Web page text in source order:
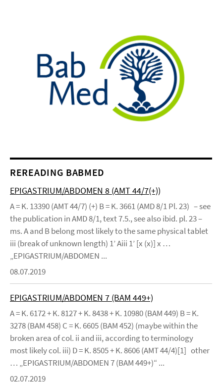
REREADING BABMED
EPIGASTRIUM/ABDOMEN 8 (AMT 44/7(+))
A = K. 13390 (AMT 44/7) (+) B = K. 3661 (AMD 8/1 Pl. 23) – see
the publication in AMD 8/1, text 7.5., see also ibid. pl. 23 –
ms. A and B belong most likely to the same physical tablet
iii (break of unknown length) 1’ Aiii 1’ [x (x)] x …
„EPIGASTRIUM/ABDOMEN ...
08.07.2019
EPIGASTRIUM/ABDOMEN 7 (BAM 449+)
A = K. 6172 + K. 8127 + K. 8438 + K. 10980 (BAM 449) B = K.
3278 (BAM 458) C = K. 6605 (BAM 452) (maybe within the
broken area of col. ii and iii, according to terminology
most likely col. iii) D = K. 8505 + K. 8606 (AMT 44/4)[1] other
… „EPIGASTRIUM/ABDOMEN 7 (BAM 449+)“ ...
02.07.2019